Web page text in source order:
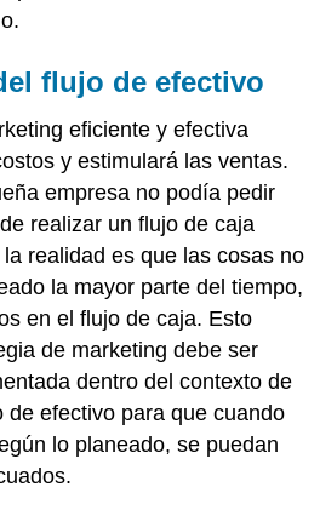
flujo de efectivo
eficiente y efectiva
y estimulará las ventas.
empresa no podía pedir
realizar un flujo de caja
realidad es que las cosas no
la mayor parte del tiempo,
en el flujo de caja. Esto
de marketing debe ser
dentro del contexto de
de efectivo para que cuando
lo planeado, se puedan